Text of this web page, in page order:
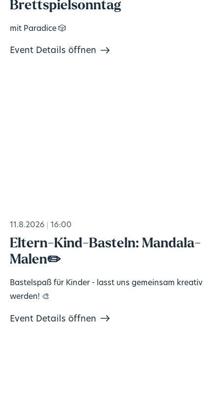
Brettspielsonntag
mit Paradice 🎲
Event Details öffnen
11.8.2026 16:00
Eltern-Kind-Basteln: Mandala-
Malen✏️
Bastelspaß für Kinder - lasst uns gemeinsam kreativ
werden! 🎨
Event Details öffnen